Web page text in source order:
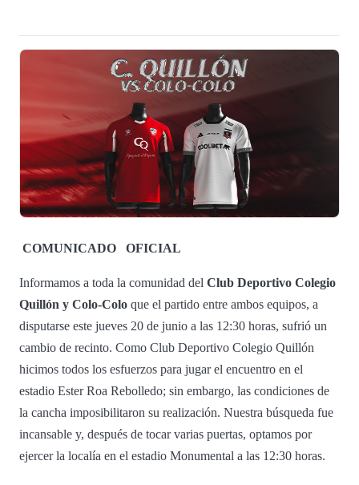
COMUNICADO OFICIAL
Informamos a toda la comunidad del Club Deportivo Colegio
Quillón y Colo-Colo que el partido entre ambos equipos, a
disputarse este jueves 20 de junio a las 12:30 horas, sufrió un
cambio de recinto. Como Club Deportivo Colegio Quillón
hicimos todos los esfuerzos para jugar el encuentro en el
estadio Ester Roa Rebolledo; sin embargo, las condiciones de
la cancha imposibilitaron su realización. Nuestra búsqueda fue
incansable y, después de tocar varias puertas, optamos por
ejercer la localía en el estadio Monumental a las 12:30 horas.